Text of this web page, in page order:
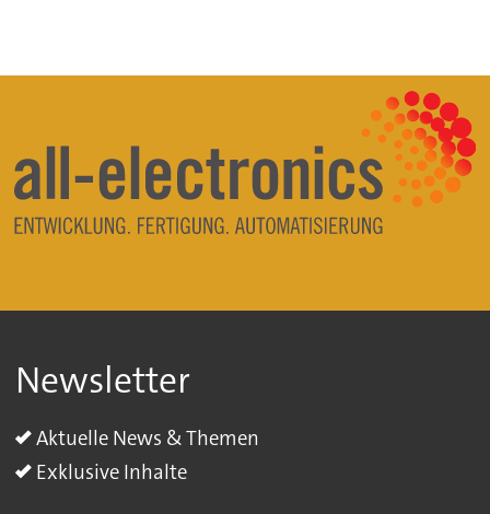
Newsletter
Aktuelle News & Themen
Exklusive Inhalte